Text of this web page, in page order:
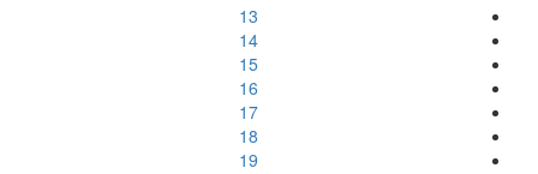
13
14
15
16
17
18
19